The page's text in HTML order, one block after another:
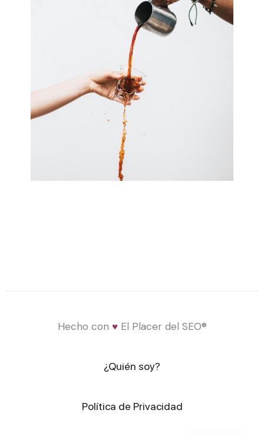
Hecho con ♥El Placer del SEO®
¿Quién soy?
Política de Privacidad